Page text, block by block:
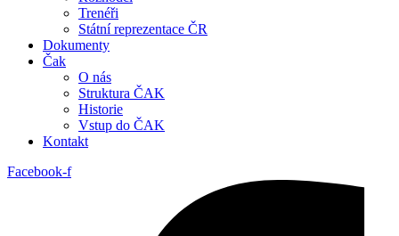
Trenéři
Státní reprezentace ČR
Dokumenty
Čak
O nás
Struktura ČAK
Historie
Vstup do ČAK
Kontakt
Facebook-f